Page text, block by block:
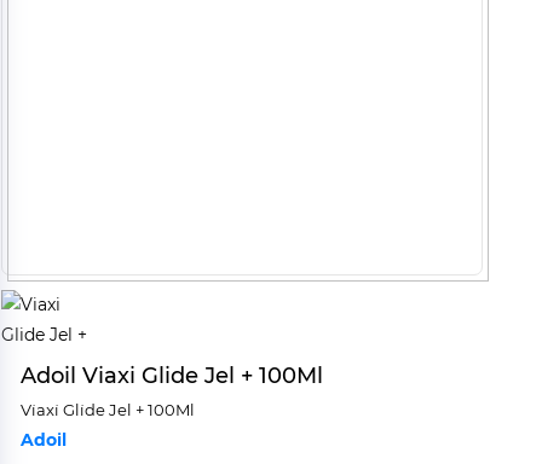
Adoil Viaxi Glide Jel + 100Ml
Vi̇axi̇ Gli̇de Jel + 100Ml
Adoil